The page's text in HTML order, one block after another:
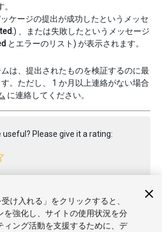
ケージの提出が成功したというメッセ
) 、または失敗したというメッセージ
とエラーのリスト) が表示されます。
は、提出されたものを検証するのに最
。ただし、 1 か月以上連絡がない場合
に連絡してください。
useful? Please give it a rating:
受け入れる」をクリックすると、
を強化し、サイトの使用状況を分
ィング活動を支援するために、デ